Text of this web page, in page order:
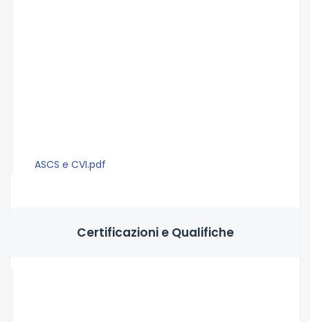
ASCS e CVI.pdf
Certificazioni e Qualifiche